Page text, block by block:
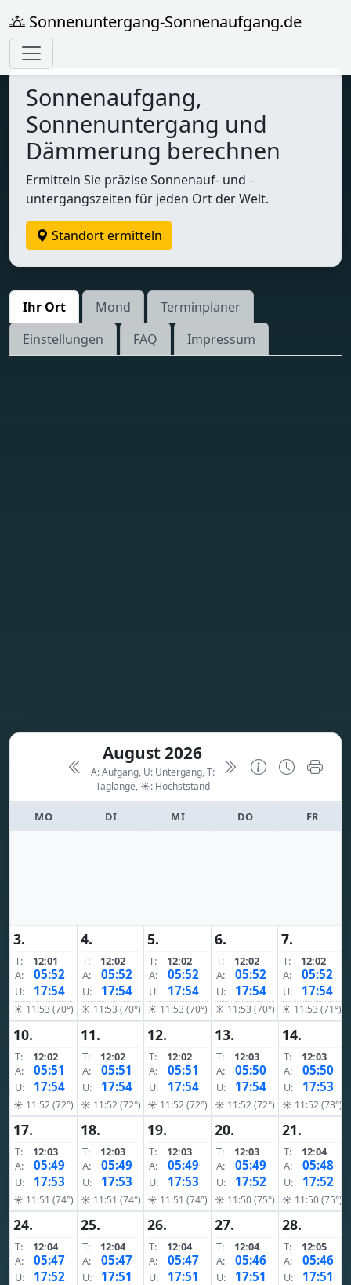
Sonnenuntergang-Sonnenaufgang.de
Sonnenaufgang,
Sonnenuntergang und
Dämmerung berechnen
Ermitteln Sie präzise Sonnenauf- und -
untergangszeiten für jeden Ort der Welt.
Standort ermitteln
Ihr Ort Mond
Terminplaner
Einstellungen
FAQ Impressum
August 2026
A: Aufgang, U: Untergang, T:
Taglänge, ☀: Höchststand
MO DI MI DO FR
3.
T:
12:01
A:
05:52
U: 17:54
☀ 11:53 (70°)
4.
T:
12:02
A:
05:52
U: 17:54
☀ 11:53 (70°)
5.
T:
12:02
A:
05:52
U: 17:54
☀ 11:53 (70°)
6.
T:
12:02
A:
05:52
U: 17:54
☀ 11:53 (70°)
7.
T:
12:02
A:
05:52
U: 17:54
☀ 11:53 (71°)
10.
T:
12:02
A:
05:51
U: 17:54
☀ 11:52 (72°)
11.
T:
12:02
A:
05:51
U: 17:54
☀ 11:52 (72°)
12.
T:
12:02
A:
05:51
U: 17:54
☀ 11:52 (72°)
13.
T:
12:03
A:
05:50
U: 17:54
☀ 11:52 (72°)
14.
T:
12:03
A:
05:50
U: 17:53
☀ 11:52 (73°)
17.
T:
12:03
A:
05:49
U: 17:53
☀ 11:51 (74°)
18.
T:
12:03
A:
05:49
U: 17:53
☀ 11:51 (74°)
19.
T:
12:03
A:
05:49
U: 17:53
☀ 11:51 (74°)
20.
T:
12:03
A:
05:49
U: 17:52
☀ 11:50 (75°)
21.
T:
12:04
A:
05:48
U: 17:52
☀ 11:50 (75°)
24.
T:
12:04
A:
05:47
U: 17:52
25.
T:
12:04
A:
05:47
U: 17:51
26.
T:
12:04
A:
05:47
U: 17:51
27.
T:
12:04
A:
05:46
U: 17:51
28.
T:
12:05
A:
05:46
U: 17:51